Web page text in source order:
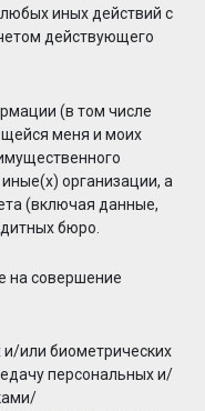
иных действий с
действующего
(в том числе
меня и моих
организации, а
(включая данные,
бюро.
на совершение
и/или биометрических
персональных и/